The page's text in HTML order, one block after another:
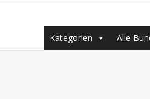
Kategorien Alle